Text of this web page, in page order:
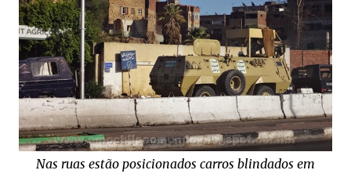
Nas ruas estão posicionados carros blindados em